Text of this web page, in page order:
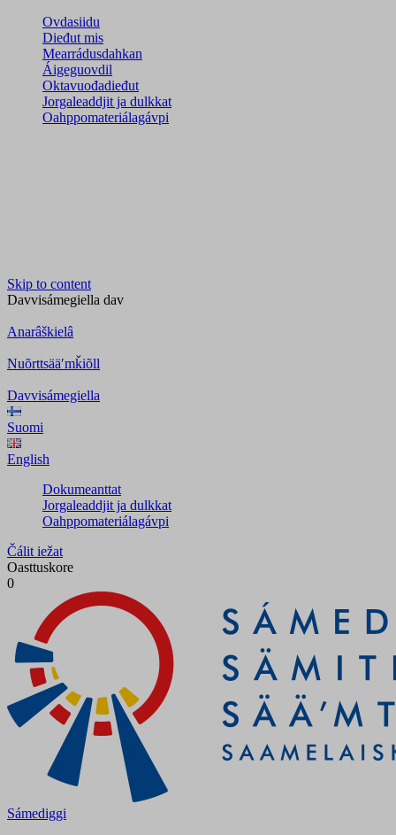
Ovdasiidu
Dieđut mis
Mearrádusdahkan
Áigeguovdil
Oktavuođadieđut
Jorgaleaddjit ja dulkkat
Oahppomateriálagávpi
Skip to content
Davvisámegiella dav
Anarâškielâ
Nuõrttsääʹmǩiõll
Davvisámegiella
Suomi
English
Dokumeanttat
Jorgaleaddjit ja dulkkat
Oahppomateriálagávpi
Čálit iežat
Oasttuskore
0
Sámediggi